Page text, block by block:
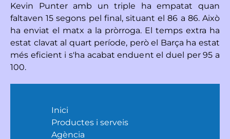
Kevin Punter amb un triple ha empatat quan
faltaven 15 segons pel final, situant el 86 a 86. Això
ha enviat el matx a la pròrroga. El temps extra ha
estat clavat al quart període, però el Barça ha estat
més eficient i s'ha acabat enduent el duel per 95 a
100.
Inici
Productes i serveis
Agència